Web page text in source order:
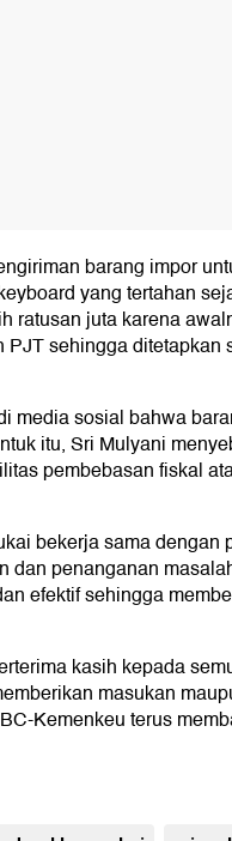
barang impor
yang tertahan
ratusan juta karena
sehingga ditetapkan
media sosial bahwa
itu, Sri Mulyani
pembebasan fiskal
bekerja sama dengan
dan penanganan
efektif sehingga
kasih kepada
masukan
Kemenkeu terus